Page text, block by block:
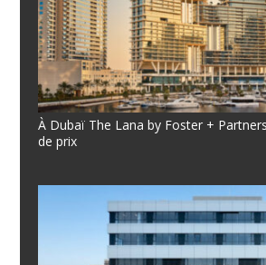
À Dubaï The Lana by Foster +
de prix